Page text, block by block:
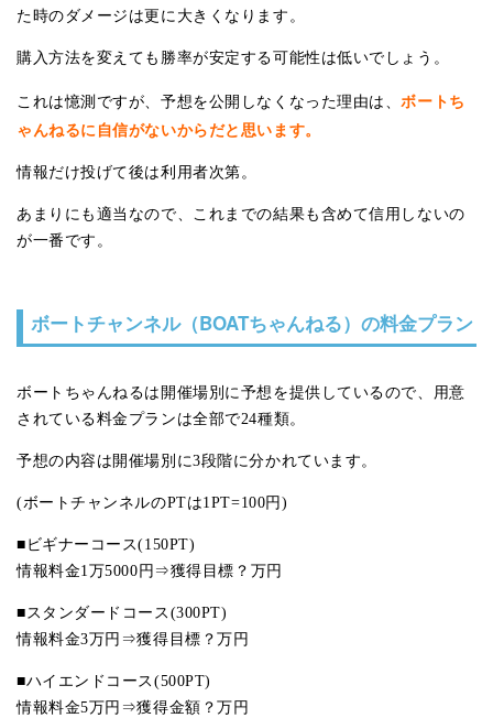
た時のダメージは更に大きくなります。
購入方法を変えても勝率が安定する可能性は低いでしょう。
これは憶測ですが、予想を公開しなくなった理由は、ボートち
ゃんねるに自信がないからだと思います。
情報だけ投げて後は利用者次第。
あまりにも適当なので、これまでの結果も含めて信用しないの
が一番です。
ボートチャンネル（BOATちゃんねる）の料金プラン
ボートちゃんねるは開催場別に予想を提供しているので、用意
されている料金プランは全部で24種類。
予想の内容は開催場別に3段階に分かれています。
(ボートチャンネルのPTは1PT=100円)
■ビギナーコース(150PT)
情報料金1万5000円⇒獲得目標？万円
■スタンダードコース(300PT)
情報料金3万円⇒獲得目標？万円
■ハイエンドコース(500PT)
情報料金5万円⇒獲得金額？万円